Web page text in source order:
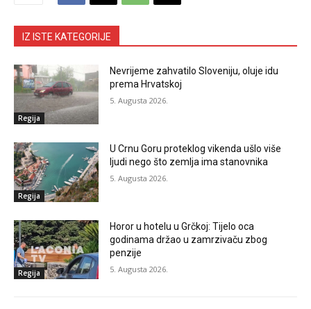
IZ ISTE KATEGORIJE
Regija
Nevrijeme zahvatilo Sloveniju, oluje idu
prema Hrvatskoj
5. Augusta 2026.
Regija
U Crnu Goru proteklog vikenda ušlo više
ljudi nego što zemlja ima stanovnika
5. Augusta 2026.
Regija
Horor u hotelu u Grčkoj: Tijelo oca
godinama držao u zamrzivaču zbog
penzije
5. Augusta 2026.